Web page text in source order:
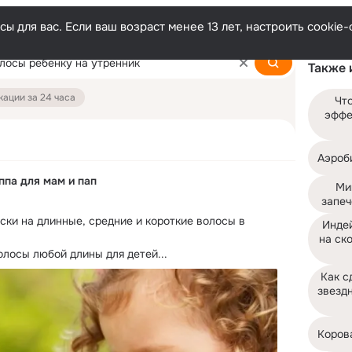
для вас. Если ваш возраст менее 13 лет, настроить
Также
на
Как
за 24 часа
для мам и пап
на длинные, средние и короткие волосы в
любой длины для детей...